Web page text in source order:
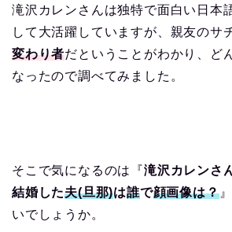
滝沢カレンさんは独特で面白い日本
して大活躍していますが、親友のサ
変わり者だということがわかり、ど
なったので調べてみました。
そこで気になるのは『滝沢カレンさ
結婚した夫(旦那)は誰で顔画像は？
いでしょうか。